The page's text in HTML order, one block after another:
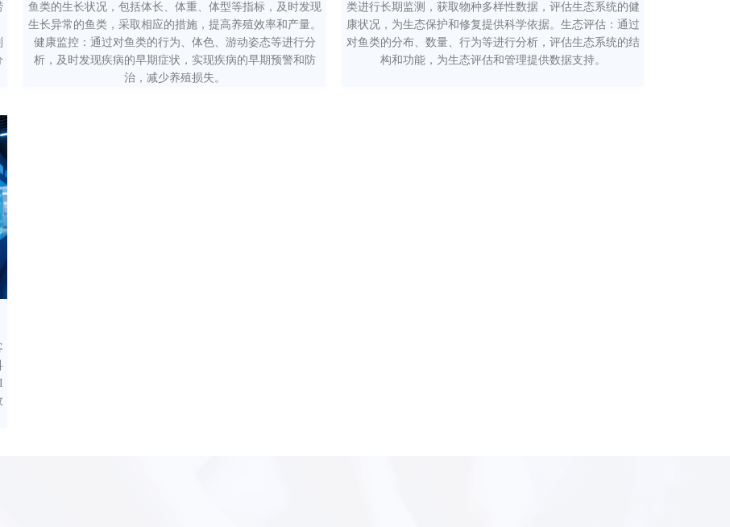
鱼类的生长状况，包括体长、体重、体型等指标，及时发现
生长异常的鱼类，采取相应的措施，提高养殖效率和产量。
健康监控：通过对鱼类的行为、体色、游动姿态等进行分
析，及时发现疾病的早期症状，实现疾病的早期预警和防
治，减少养殖损失。
类进行长期监测，获取物种多样性数据，评估生态系统的健
康状况，为生态保护和修复提供科学依据。生态评估：通过
对鱼类的分布、数量、行为等进行分析，评估生态系统的结
构和功能，为生态评估和管理提供数据支持。